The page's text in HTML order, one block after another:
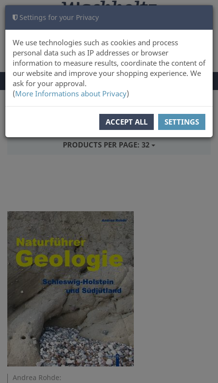
Settings for your Privacy
We use technologies such as cookies and process
personal data such as IP addresses or browser
information to measure results, coordinate the content of
our website and improve your shopping experience. We
ask for your approval.
(More Informations about Privacy)
ACCEPT ALL SETTINGS
LOG IN CART 0
TOGGLE
NAVIGATION
Menu
RELEASEDATE
PRODUCTS PER PAGE: 32
Andrea Rohde: